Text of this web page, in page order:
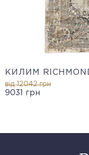
КИЛИМ
від 12042грн
9031 грн